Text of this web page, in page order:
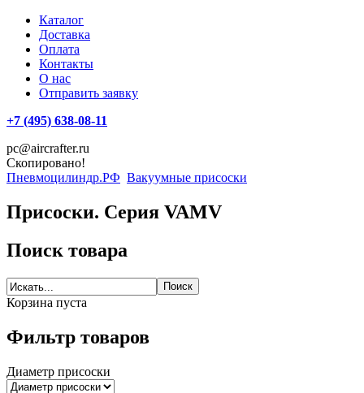
Каталог
Доставка
Оплата
Контакты
О нас
Отправить заявку
+7 (495) 638-08-11
pc@aircrafter.ru
Скопировано!
Пневмоцилиндр.РФ Вакуумные присоски
Присоски. Серия VAMV
Поиск товара
Корзина пуста
Фильтр товаров
Диаметр присоски